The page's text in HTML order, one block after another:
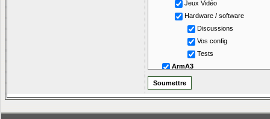
Jeux Vidéo
Hardware / software
Discussions
Vos config
Tests
ArmA3
Nos soirées
Discussions